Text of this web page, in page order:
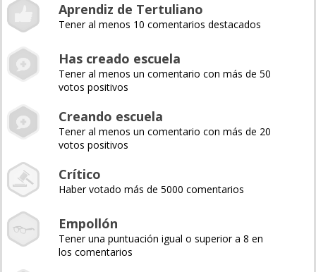
Aprendiz de Tertuliano
Tener al menos 10 comentarios destacados
Has creado escuela
Tener al menos un comentario con más de 50
votos positivos
Creando escuela
Tener al menos un comentario con más de 20
votos positivos
Crítico
Haber votado más de 5000 comentarios
Empollón
Tener una puntuación igual o superior a 8 en
los comentarios